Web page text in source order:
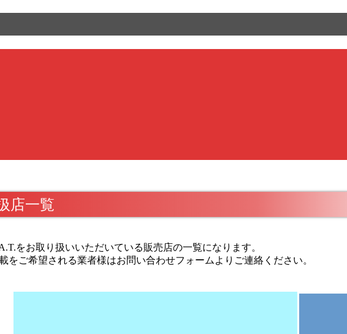
店一覧
をお取り扱いいただいている販売店の一覧になります。
をご希望される業者様はお問い合わせフォームよりご連絡ください。